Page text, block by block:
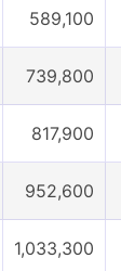
589,100
739,800
817,900
952,600
1,033,300